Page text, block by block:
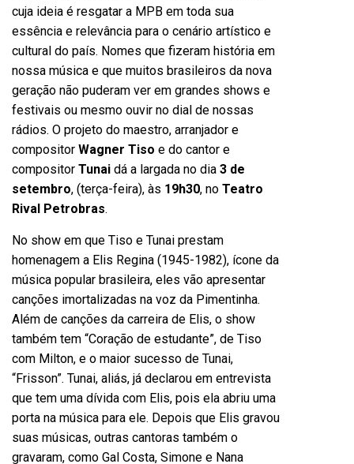
cuja ideia é resgatar a MPB em toda sua
essência e relevância para o cenário artístico e
cultural do país. Nomes que fizeram história em
nossa música e que muitos brasileiros da nova
geração não puderam ver em grandes shows e
festivais ou mesmo ouvir no dial de nossas
rádios. O projeto do maestro, arranjador e
compositor Wagner Tiso e do cantor e
compositor Tunai dá a largada no dia 3 de
setembro, (terça-feira), às 19h30, no Teatro
Rival Petrobras.
No show em que Tiso e Tunai prestam
homenagem a Elis Regina (1945-1982), ícone da
música popular brasileira, eles vão apresentar
canções imortalizadas na voz da Pimentinha.
Além de canções da carreira de Elis, o show
também tem “Coração de estudante”, de Tiso
com Milton, e o maior sucesso de Tunai,
“Frisson”. Tunai, aliás, já declarou em entrevista
que tem uma dívida com Elis, pois ela abriu uma
porta na música para ele. Depois que Elis gravou
suas músicas, outras cantoras também o
gravaram, como Gal Costa, Simone e Nana